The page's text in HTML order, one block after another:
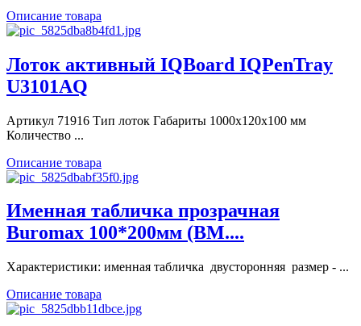
Описание товара
Лоток активный IQBoard IQPenTray
U3101AQ
Артикул 71916 Тип лоток Габариты 1000x120x100 мм
Количество ...
Описание товара
Именная табличка прозрачная
Buromax 100*200мм (BM....
Характеристики: именная табличка двусторонняя размер - ...
Описание товара